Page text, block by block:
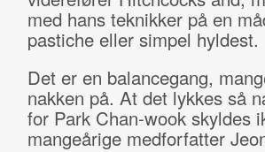
med hans teknikker på en
pastiche eller simpel hyldest.
Det er en balancegang,
nakken på. At det lykkes så
for Park Chan-wook skyldes
mangeårige medforfatter